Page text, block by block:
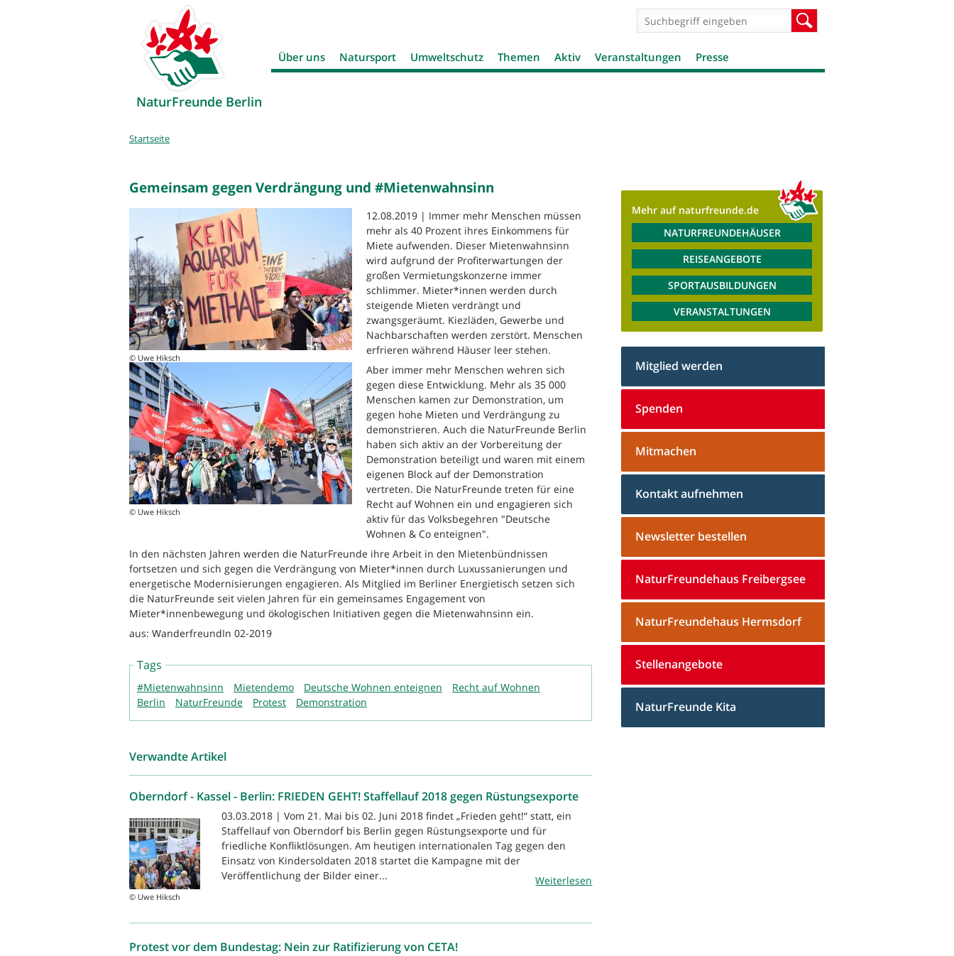
NaturFreunde Berlin
Suchformular
Über uns Natursport Umweltschutz Themen Aktiv Veranstaltungen Presse
Sie
Startseite
Gemeinsam gegen Verdrängung und #Mietenwahnsinn
© Uwe Hiksch
© Uwe Hiksch
12.08.2019 | Immer mehr Menschen müssen
mehr als 40 Prozent ihres Einkommens für
Miete aufwenden. Dieser Mietenwahnsinn
wird aufgrund der Profiterwartungen der
großen Vermietungskonzerne immer
schlimmer. Mieter*innen werden durch
steigende Mieten verdrängt und
zwangsgeräumt. Kiezläden, Gewerbe und
Nachbarschaften werden zerstört. Menschen
erfrieren während Häuser leer stehen.
Aber immer mehr Menschen wehren sich
gegen diese Entwicklung. Mehr als 35 000
Menschen kamen zur Demonstration, um
gegen hohe Mieten und Verdrängung zu
demonstrieren. Auch die NaturFreunde Berlin
haben sich aktiv an der Vorbereitung der
Demonstration beteiligt und waren mit einem
eigenen Block auf der Demonstration
vertreten. Die NaturFreunde treten für eine
Recht auf Wohnen ein und engagieren sich
aktiv für das Volksbegehren "Deutsche
Wohnen & Co enteignen".
In den nächsten Jahren werden die NaturFreunde ihre Arbeit in den Mietenbündnissen
fortsetzen und sich gegen die Verdrängung von Mieter*innen durch Luxussanierungen und
energetische Modernisierungen engagieren. Als Mitglied im Berliner Energietisch setzen sich
die NaturFreunde seit vielen Jahren für ein gemeinsames Engagement von
Mieter*innenbewegung und ökologischen Initiativen gegen die Mietenwahnsinn ein.
aus: WanderfreundIn 02-2019
Tags
#Mietenwahnsinn Mietendemo Deutsche Wohnen enteignen
Recht auf Wohnen
Berlin
NaturFreunde Protest Demonstration
Verwandte Artikel
Oberndorf - Kassel - Berlin: FRIEDEN GEHT! Staffellauf 2018 gegen Rüstungsexporte
© Uwe Hiksch
03.03.2018 | Vom 21. Mai bis 02. Juni 2018 findet „Frieden geht!“ statt, ein
Staffellauf von Oberndorf bis Berlin gegen Rüstungsexporte und für
friedliche Konfliktlösungen. Am heutigen internationalen Tag gegen den
Einsatz von Kindersoldaten 2018 startet die Kampagne mit der
Veröffentlichung der Bilder einer...
Weiterlesen
Protest vor dem Bundestag: Nein zur Ratifizierung von CETA!
Mehr auf naturfreunde.de
NATURFREUNDEHÄUSER
REISEANGEBOTE
SPORTAUSBILDUNGEN
VERANSTALTUNGEN
Mitglied werden
Spenden
Mitmachen
Kontakt aufnehmen
Newsletter bestellen
NaturFreundehaus Freibergsee
NaturFreundehaus Hermsdorf
Stellenangebote
NaturFreunde Kita